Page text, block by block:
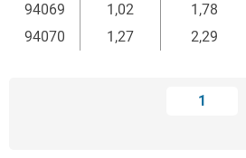
94069
1,02 1,78
94070
1,27 2,29
1